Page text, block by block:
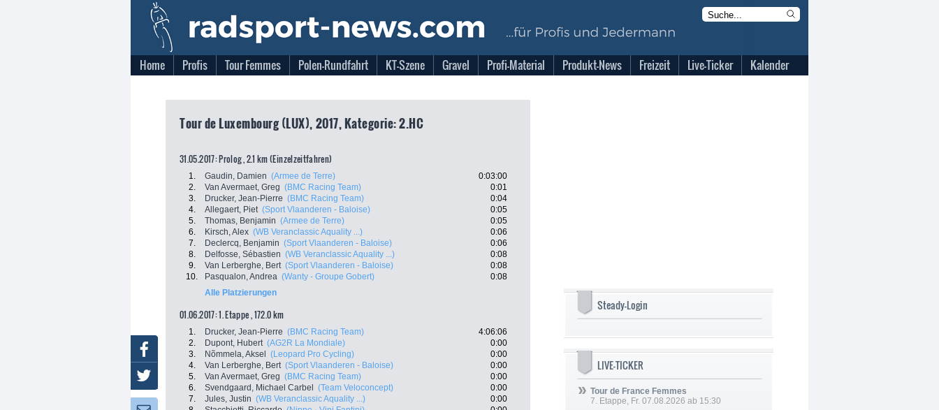
Home Profis Tour Femmes Polen-Rundfahrt KT-Szene Gravel Profi-Material Produkt-News Freizeit Live-Ticker Kalender
Tour de Luxembourg (LUX), 2017, Kategorie: 2.HC
31.05.2017: Prolog , 2.1 km (Einzelzeitfahren)
1. Gaudin, Damien (Armee de Terre)
0:03:00
2.
Van Avermaet, Greg (BMC Racing Team)
0:01
3.
Drucker, Jean-Pierre (BMC Racing Team)
0:04
4.
Allegaert, Piet (Sport Vlaanderen - Baloise)
0:05
5.
Thomas, Benjamin (Armee de Terre)
0:05
6.
Kirsch, Alex (WB Veranclassic Aquality ...)
0:06
7.
Declercq, Benjamin (Sport Vlaanderen - Baloise)
0:06
8.
Delfosse, Sébastien (WB Veranclassic Aquality ...)
0:08
9.
Van Lerberghe, Bert (Sport Vlaanderen - Baloise)
0:08
10.
Pasqualon, Andrea (Wanty - Groupe Gobert)
0:08
Alle Platzierungen
01.06.2017: 1. Etappe , 172.0 km
1. Drucker, Jean-Pierre (BMC Racing Team)
4:06:06
2.
Dupont, Hubert (AG2R La Mondiale)
0:00
3.
Nõmmela, Aksel (Leopard Pro Cycling)
0:00
4.
Van Lerberghe, Bert (Sport Vlaanderen - Baloise)
0:00
5.
Van Avermaet, Greg (BMC Racing Team)
0:00
6.
Svendgaard, Michael Carbel (Team Veloconcept)
0:00
7.
Jules, Justin (WB Veranclassic Aquality ...)
0:00
Steady-Login
LIVE-TICKER
Tour de France Femmes
7. Etappe, Fr. 07.08.2026 ab 15:30
Facebook
Twitter